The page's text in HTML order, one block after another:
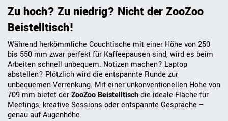
Zu hoch? Zu niedrig? Nicht der ZooZoo
Beistelltisch!
Während herkömmliche Couchtische mit einer Höhe von 250
bis 550 mm zwar perfekt für Kaffeepausen sind, wird es beim
Arbeiten schnell unbequem. Notizen machen? Laptop
abstellen? Plötzlich wird die entspannte Runde zur
unbequemen Verrenkung. Mit einer unkonventionellen Höhe von
709 mm bietet derZooZoo Beistelltischdie ideale Fläche für
Meetings, kreative Sessions oder entspannte Gespräche –
genau auf Augenhöhe.